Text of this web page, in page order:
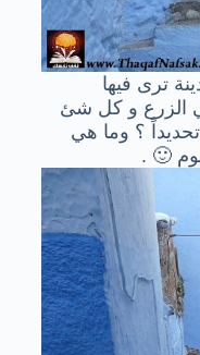
ترى فيها
الزرع و كل شئ
تحديداً ؟ وما هي
🙂 .